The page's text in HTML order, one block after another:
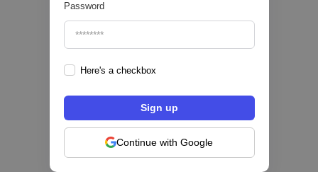
Password
Here's a checkbox
Continue with Google
Configura comisiones para tu programa de
tarjetas: el nuevo módulo de Pomelo
August4